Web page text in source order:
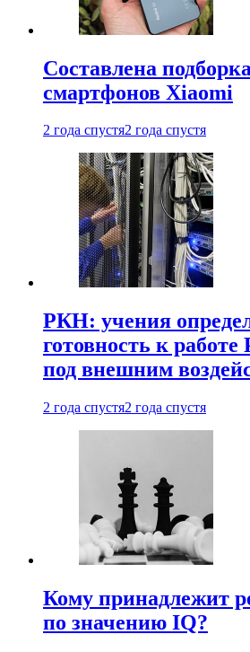
Составлена
смартфонов Xiaomi
2 года спустя2 года спустя
РКН: учения
готовность к работе
под внешним
2 года спустя2 года спустя
Кому принадлежит
по значению IQ?